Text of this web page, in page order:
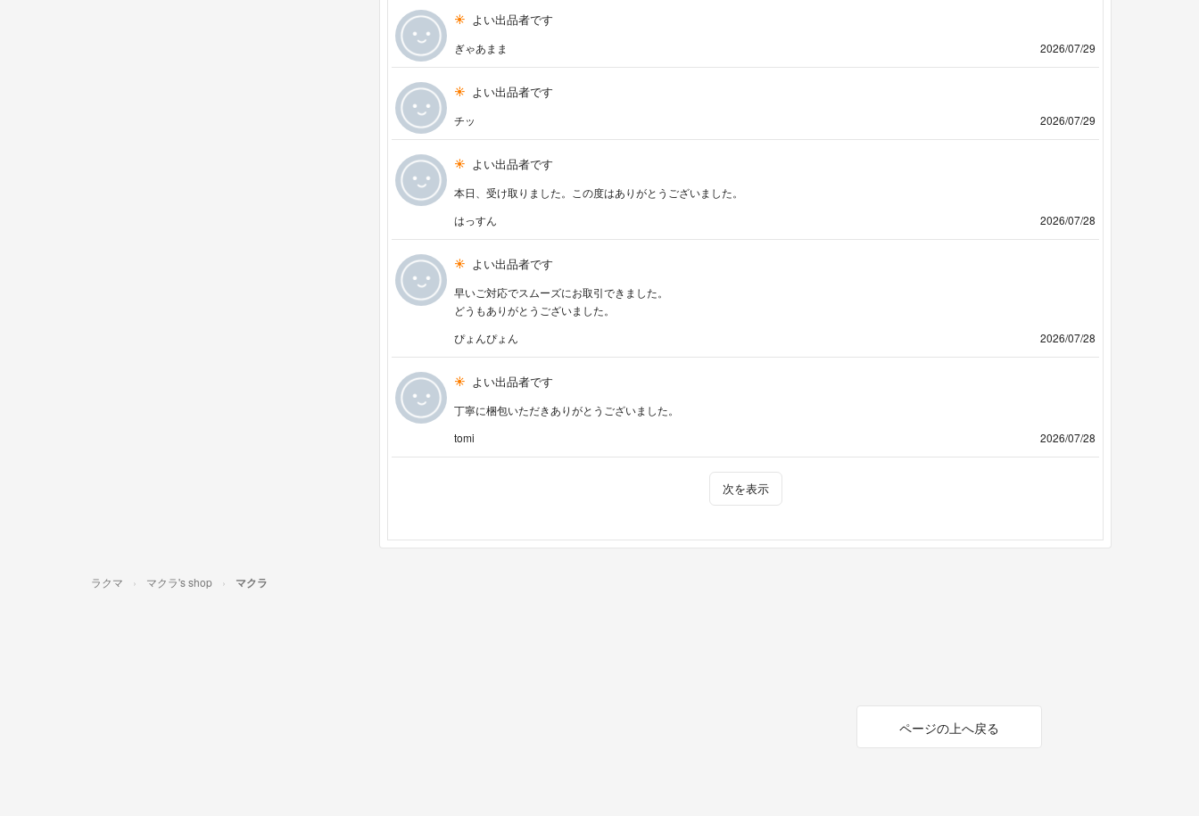
よい出品者です
ぎゃあまま 2026/07/29
よい出品者です
チッ 2026/07/29
よい出品者です
本日、受け取りました。この度はありがとうございました。
はっすん
2026/07/28
よい出品者です
早いご対応でスムーズにお取引できました。
どうもありがとうございました。
ぴょんぴょん
2026/07/28
よい出品者です
丁寧に梱包いただきありがとうございました。
tomi
2026/07/28
次を表示
ラクマ マクラ's shop マクラ
ページの上へ戻る